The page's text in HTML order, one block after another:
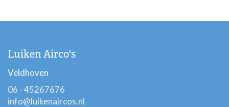
Luiken Airco's
Veldhoven
06 - 45267676
info@luikenaircos.nl